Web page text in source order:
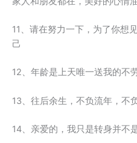
11、请在努力一下，为了你想
己
12、年龄是上天唯一送我的不
13、往后余生，不负流年，不
14、亲爱的，我只是转身并不